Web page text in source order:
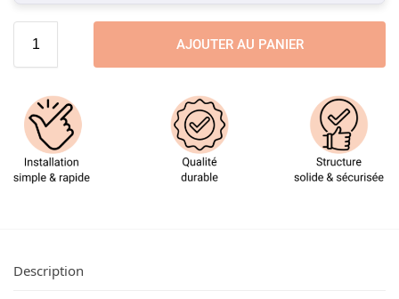
AJOUTER AU PANIER
Description